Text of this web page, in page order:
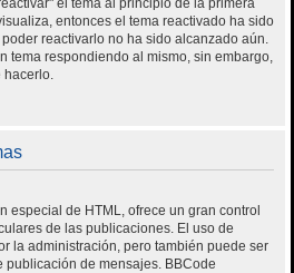
el tema al principio de la primera
entonces el tema reactivado ha sido
reactivarlo no ha sido alcanzado aún.
tema respondiendo al mismo, sin embargo,
hacerlo.
especial de HTML, ofrece un gran control
de las publicaciones. El uso de
la administración, pero también puede ser
de mensajes. BBCode